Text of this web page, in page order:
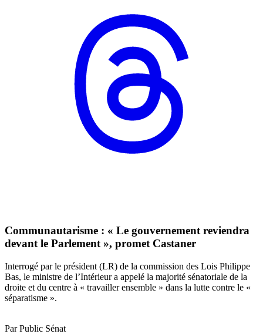
Communautarisme : « Le gouvernement reviendra
devant le Parlement », promet Castaner
Interrogé par le président (LR) de la commission des Lois Philippe
Bas, le ministre de l’Intérieur a appelé la majorité sénatoriale de la
droite et du centre à « travailler ensemble » dans la lutte contre le «
séparatisme ».
Par Public Sénat